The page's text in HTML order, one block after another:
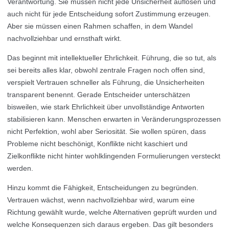
auch nicht für jede Entscheidung sofort Zustimmung erzeugen.
Aber sie müssen einen Rahmen schaffen, in dem Wandel
nachvollziehbar und ernsthaft wirkt.
Das beginnt mit intellektueller Ehrlichkeit. Führung, die so tut, als
sei bereits alles klar, obwohl zentrale Fragen noch offen sind,
verspielt Vertrauen schneller als Führung, die Unsicherheiten
transparent benennt. Gerade Entscheider unterschätzen
bisweilen, wie stark Ehrlichkeit über unvollständige Antworten
stabilisieren kann. Menschen erwarten in Veränderungsprozessen
nicht Perfektion, wohl aber Seriosität. Sie wollen spüren, dass
Probleme nicht beschönigt, Konflikte nicht kaschiert und
Zielkonflikte nicht hinter wohlklingenden Formulierungen versteckt
werden.
Hinzu kommt die Fähigkeit, Entscheidungen zu begründen.
Vertrauen wächst, wenn nachvollziehbar wird, warum eine
Richtung gewählt wurde, welche Alternativen geprüft wurden und
welche Konsequenzen sich daraus ergeben. Das gilt besonders